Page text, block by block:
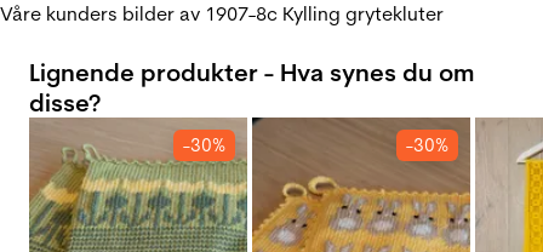
Våre kunders bilder av 1907-8c Kylling grytekluter
Lignende produkter - Hva synes du om
disse?
-30% -30%